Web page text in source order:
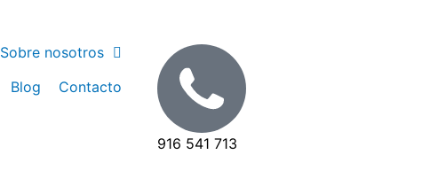
Sobre nosotros
Blog Contacto
916 541 713